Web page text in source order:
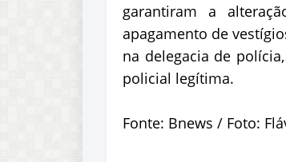
garantiram a
apagamento de
na delegacia de
policial legítima.
Fonte: Bnews / Foto: